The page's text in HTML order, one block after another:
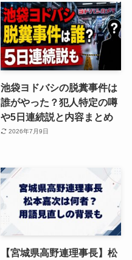
池袋ヨドバシの脱糞事件は
誰がやった？犯人特定の噂
や5日連続説と内容まとめ
2026年7月9日
【宮城県高野連理事長】松